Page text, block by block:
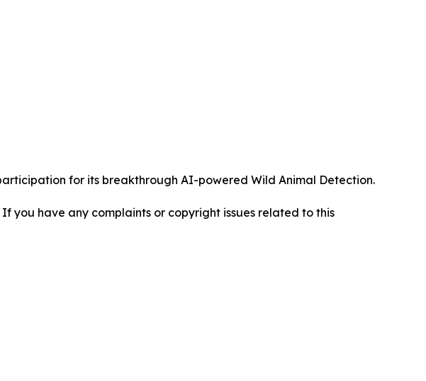
for its breakthrough AI-powered Wild Animal Detection.
you have any complaints or copyright issues related to this